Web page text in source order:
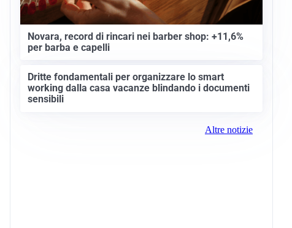
Novara, record di rincari nei barber shop: +11,6%
per barba e capelli
Dritte fondamentali per organizzare lo smart
working dalla casa vacanze blindando i documenti
sensibili
Altre notizie